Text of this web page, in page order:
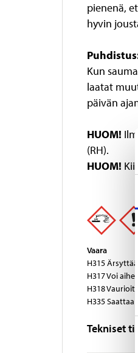
pienenä,
hyvin
Kun
laatat
päivän
HUOM!
(RH).
HUOM!
Vaara
H315
H317 Voi
H318
H335
Tekniset